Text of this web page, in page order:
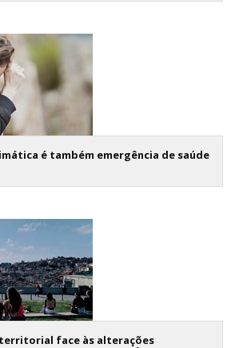
é também emergência de saúde
face às alterações